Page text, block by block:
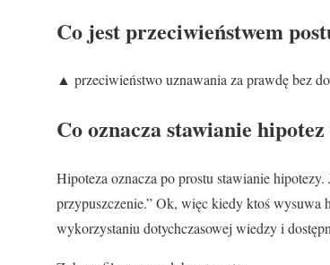
Co jest przeciwieństwem
▲ przeciwieństwo uznawania za prawdę bez
Co oznacza stawianie
Hipoteza oznacza po prostu stawianie
przypuszczenie.” Ok, więc kiedy ktoś wysuwa
wykorzystaniu dotychczasowej wiedzy i